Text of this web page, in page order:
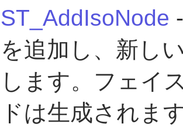
ST_AddIsoNode
を追加し、新し
します。フェイ
ドは生成されま